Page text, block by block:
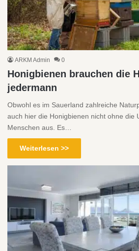
ARKM Admin 0
Honigbienen brauchen die
jedermann
Obwohl es im Sauerland zahlreiche
auch hier die Honigbienen nicht ohne die
Menschen aus. Es…
Weiterlesen >>